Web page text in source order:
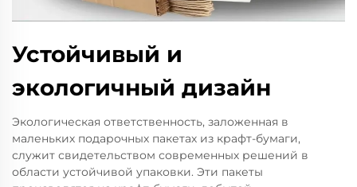
Устойчивый и
экологичный дизайн
Экологическая ответственность, заложенная в
маленьких подарочных пакетах из крафт-бумаги,
служит свидетельством современных решений в
области устойчивой упаковки. Эти пакеты